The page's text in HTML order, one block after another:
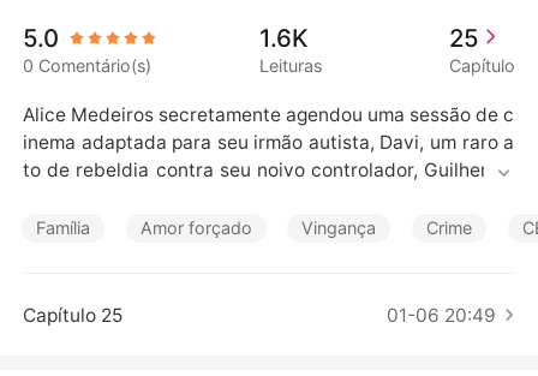
Baixar App
Bilionários
Contos Curtos
5.0
0 Comentário(s)
1.6K
Leituras
25
Capítulo
Alice Medeiros secretamente agendou uma sessão de c
inema adaptada para seu irmão autista, Davi, um raro a
to de rebeldia contra seu noivo controlador, Guilherme
luzes estroboscópicas e ruídos estridentes, forçando Al
Família Amor forçado Vingança Crime
Capítulo 25 01-06 20:49